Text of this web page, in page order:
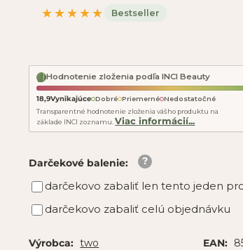
★★★★★ Bestseller
Hodnotenie zloženia podľa INCI Beauty
18,9Vynikajúce Dobré Priemerné Nedostatočné
Transparentné hodnotenie zloženia vášho produktu na
základe INCI zoznamu.Viac informácií...
Darčekové balenie:
darčekovo zabaliť len tento jeden
darčekovo zabaliť celú objednávku
Výrobca: two EAN: